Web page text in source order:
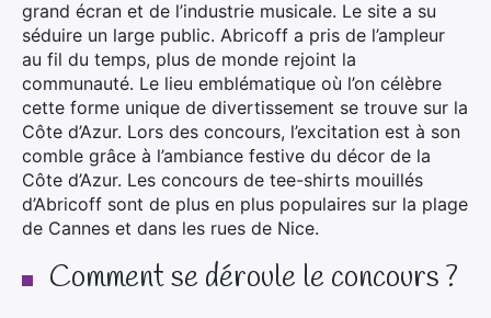
grand écran et de l’industrie musicale. Le site a su
séduire un large public. Abricoff a pris de l’ampleur
au fil du temps, plus de monde rejoint la
communauté. Le lieu emblématique où l’on célèbre
cette forme unique de divertissement se trouve sur la
Côte d’Azur. Lors des concours, l’excitation est à son
comble grâce à l’ambiance festive du décor de la
Côte d’Azur. Les concours de tee-shirts mouillés
d’Abricoff sont de plus en plus populaires sur la plage
de Cannes et dans les rues de Nice.
Comment se déroule le concours ?